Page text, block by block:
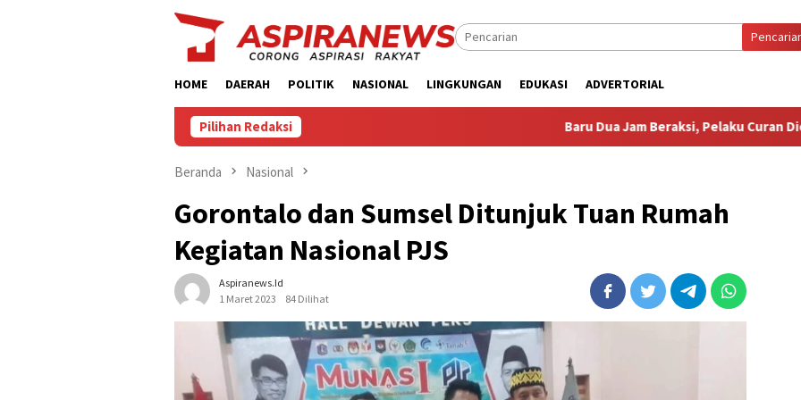
HOME DAERAH POLITIK NASIONAL LINGKUNGAN EDUKASI ADVERTORIAL
Pilihan Redaksi Baru Dua Jam Beraksi, Pelaku Curan Diesel Pompa Air
Beranda Nasional
Gorontalo dan Sumsel Ditunjuk Tuan Rumah
Kegiatan Nasional PJS
Aspiranews.id
1 Maret 2023
84 Dilihat